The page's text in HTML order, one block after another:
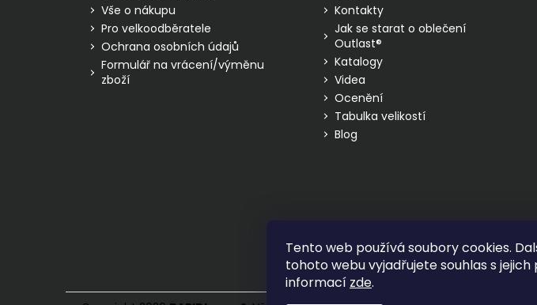
Tento web používá soubory cookies.
tohoto webu vyjadřujete souhlas s
informací zde.
Vše o nákupu
Pro velkoodběratele
Ochrana osobních údajů
Formulář na vrácení/výměnu
zboží
Kontakty
Jak se starat o oblečení
Outlast®
Katalogy
Videa
Ocenění
Tabulka velikostí
Blog